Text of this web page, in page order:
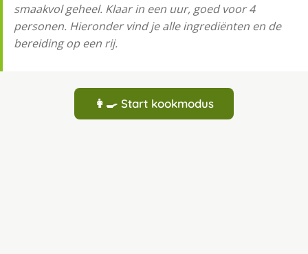
smaakvol geheel. Klaar in een uur, goed voor 4
personen. Hieronder vind je alle ingrediënten en de
bereiding op een rij.
👩‍🍳 Start kookmodus